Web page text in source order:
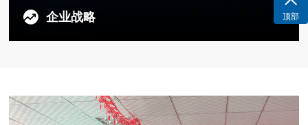
企业战略 顶部